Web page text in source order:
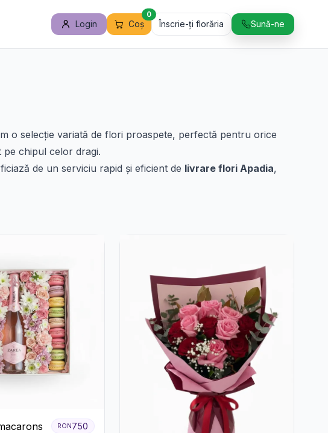
Login Coș
0
Înscrie-ți florăria Sună-ne
o selecție variată de flori proaspete, perfectă pentru orice
pe chipul celor dragi.
de un serviciu rapid și eficient de livrare flori Apadia,
RON750